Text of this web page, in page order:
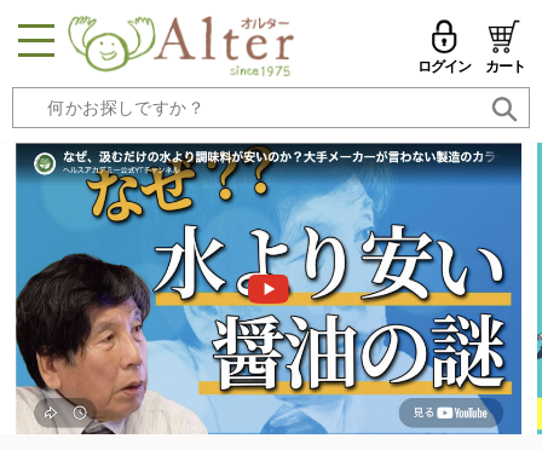
ログイン カート
メールアドレス
パスワード
メールアドレスを保存する
パスワードを忘れた方はこちら
MENU
トップページへ戻る
品ものカテゴリ
セール品・おすすめ
お試しセット
今週の新登場
野菜